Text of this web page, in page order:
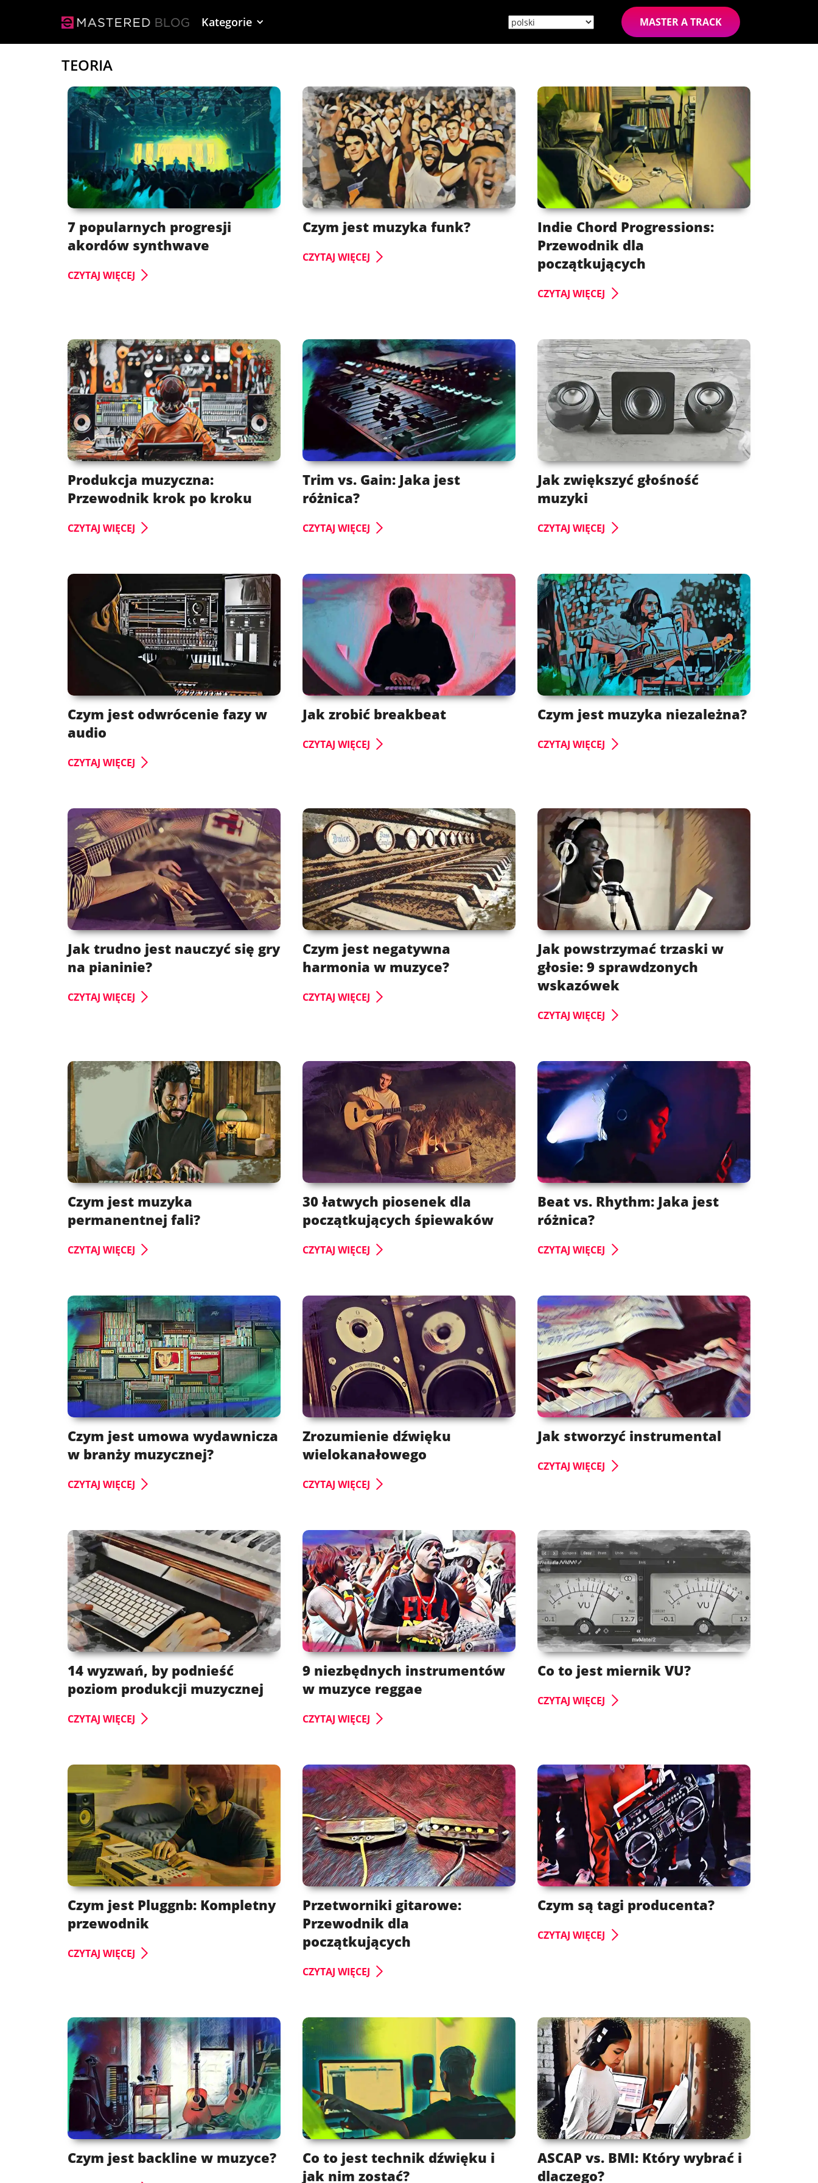
Kategorie MASTER A TRACK
TEORIA
7 popularnych progresji
akordów synthwave
CZYTAJ WIĘCEJ
Czym jest muzyka funk?
CZYTAJ WIĘCEJ
Indie Chord Progressions:
Przewodnik dla
początkujących
CZYTAJ WIĘCEJ
Produkcja muzyczna:
Przewodnik krok po kroku
CZYTAJ WIĘCEJ
Trim vs. Gain: Jaka jest
różnica?
CZYTAJ WIĘCEJ
Jak zwiększyć głośność
muzyki
CZYTAJ WIĘCEJ
Czym jest odwrócenie fazy w
audio
CZYTAJ WIĘCEJ
Jak zrobić breakbeat
CZYTAJ WIĘCEJ
Czym jest muzyka niezależna?
CZYTAJ WIĘCEJ
Jak trudno jest nauczyć się gry
na pianinie?
CZYTAJ WIĘCEJ
Czym jest negatywna
harmonia w muzyce?
CZYTAJ WIĘCEJ
Jak powstrzymać trzaski w
głosie: 9 sprawdzonych
wskazówek
CZYTAJ WIĘCEJ
Czym jest muzyka
permanentnej fali?
CZYTAJ WIĘCEJ
30 łatwych piosenek dla
początkujących śpiewaków
CZYTAJ WIĘCEJ
Beat vs. Rhythm: Jaka jest
różnica?
CZYTAJ WIĘCEJ
Czym jest umowa wydawnicza
w branży muzycznej?
CZYTAJ WIĘCEJ
Zrozumienie dźwięku
wielokanałowego
CZYTAJ WIĘCEJ
Jak stworzyć instrumental
CZYTAJ WIĘCEJ
14 wyzwań, by podnieść
poziom produkcji muzycznej
CZYTAJ WIĘCEJ
9 niezbędnych instrumentów
w muzyce reggae
CZYTAJ WIĘCEJ
Co to jest miernik VU?
CZYTAJ WIĘCEJ
Czym jest Pluggnb: Kompletny
przewodnik
CZYTAJ WIĘCEJ
Przetworniki gitarowe:
Przewodnik dla
początkujących
CZYTAJ WIĘCEJ
Czym są tagi producenta?
CZYTAJ WIĘCEJ
Czym jest backline w muzyce?
Co to jest technik dźwięku i
jak nim zostać?
ASCAP vs. BMI: Który wybrać i
dlaczego?